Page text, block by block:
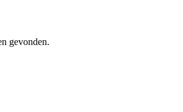
gevonden.